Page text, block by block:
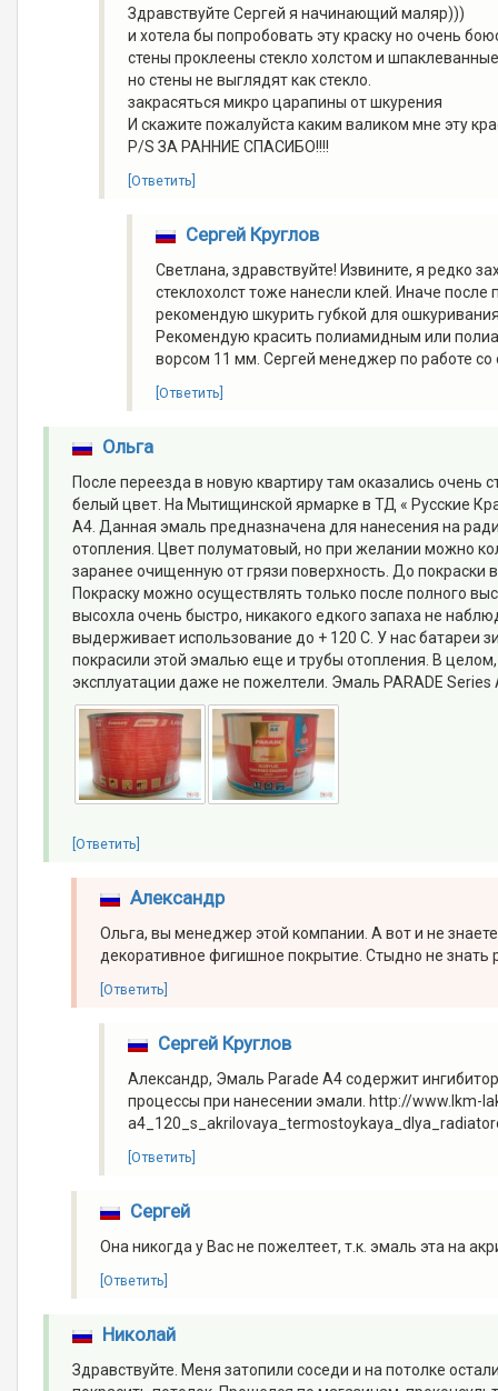
Здравствуйте Сергей я начинающий маляр)))
и хотела бы попробовать эту краску но очень
стены проклеены стекло холстом и шпаклеванные
но стены не выглядят как стекло.
закрасяться микро царапины от шкурения
И скажите пожалуйста каким валиком мне эту
P/S ЗА РАННИЕ СПАСИБО!!!!
[Ответить]
Сергей Круглов
Светлана, здравствуйте! Извините, я редко
стеклохолст тоже нанесли клей. Иначе
рекомендую шкурить губкой для
Рекомендую красить полиамидным или
ворсом 11 мм. Сергей менеджер по работе
[Ответить]
Ольга
После переезда в новую квартиру там оказались
белый цвет. На Мытищинской ярмарке в ТД « Русские
A4. Данная эмаль предназначена для нанесения на
отопления. Цвет полуматовый, но при желании можно
заранее очищенную от грязи поверхность. До покраски
Покраску можно осуществлять только после полного
высохла очень быстро, никакого едкого запаха не
выдерживает использование до + 120 С. У нас батареи
покрасили этой эмалью еще и трубы отопления. В
эксплуатации даже не пожелтели. Эмаль PARADE
[Ответить]
Александр
Ольга, вы менеджер этой компании. А вот и не
декоративное фигишное покрытие. Стыдно не знать
[Ответить]
Сергей Круглов
Александр, Эмаль Parade A4 содержит
процессы при нанесении эмали. http://www.lkm-
[Ответить]
Сергей
Она никогда у Вас не пожелтеет, т.к. эмаль эта на
[Ответить]
Николай
Здравствуйте. Меня затопили соседи и на потолке